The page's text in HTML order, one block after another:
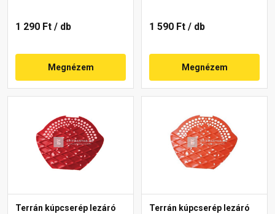
1 290 Ft / db
Megnézem
1 590 Ft / db
Megnézem
Terrán kúpcserép lezáró
Terrán kúpcserép lezáró